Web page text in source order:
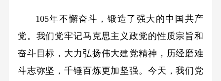
105年不懈奋斗，锻造了强大的中国共产
党。我们党牢记马克思主义政党的性质宗旨和
奋斗目标，大力弘扬伟大建党精神，历经磨难
斗志弥坚，千锤百炼更加坚强。今天，我们党